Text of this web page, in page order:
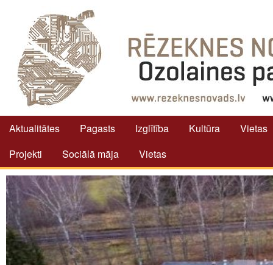
Aktualitātes Pagasts Izglītība Kultūra
Vietas
Projekti
Sociālā māja Vietas